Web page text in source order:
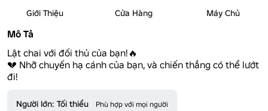
Giới Thiệu Cửa Hàng Máy Chủ
Mô Tả
Lật chai với đối thủ của bạn!🔥
💔 Nhỡ chuyến hạ cánh của bạn, và chiến thắng có thể lướt
đi!
Người lớn: Tối thiểu Phù hợp với mọi người